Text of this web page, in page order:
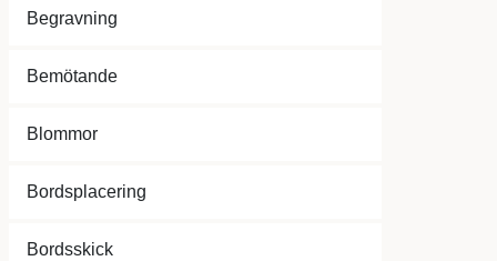
Begravning
Bemötande
Blommor
Bordsplacering
Bordsskick